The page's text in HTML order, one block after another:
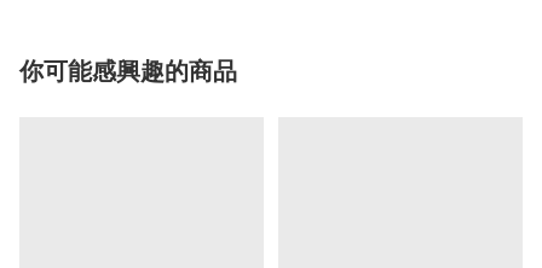
你可能感興趣的商品